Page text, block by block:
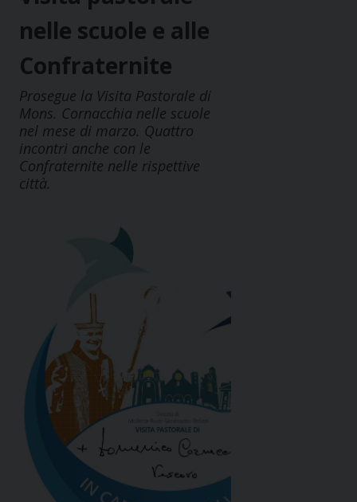
nelle scuole e alle
Confraternite
Prosegue la Visita Pastorale di
Mons. Cornacchia nelle scuole
nel mese di marzo. Quattro
incontri anche con le
Confraternite nelle rispettive
città.